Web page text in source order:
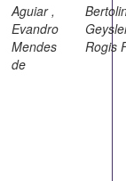
Aguiar ,
Evandro
Mendes
de
Rogis